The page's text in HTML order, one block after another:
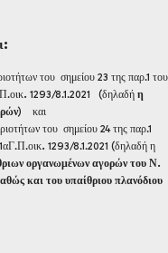
του σημείου 23 της παρ.1 του
. 1293/8.1.2021 (δηλαδή η
) και
του σημείου 24 της παρ.1
. 1293/8.1.2021 (δηλαδή η
οργανωμένων αγορών του Ν.
και του υπαίθριου πλανόδιου